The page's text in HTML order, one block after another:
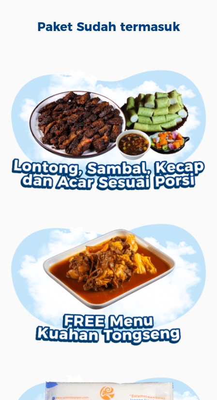
Paket Sudah termasuk